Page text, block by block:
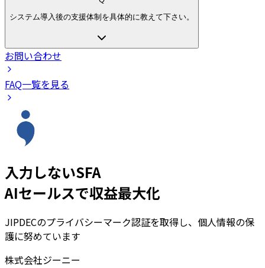
システム導入後の支援体制を具体的に教えて下さい。
お問い合わせ
FAQ一覧を見る
入力しないSFA
AIセールスで収益最大化
JIPDECのプライバシーマーク認証を取得し、個人情報の保
護に努めています
株式会社ジーニー